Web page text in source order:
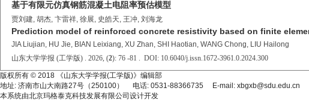
基于有限元仿真钢筋混凝土电阻率预估模型
贾刘建, 胡杰, 卞雷祥, 徐展, 史皓天, 王冲, 刘海龙
Prediction model of reinforced concrete resistivity based on finite
JIA Liujian, HU Jie, BIAN Leixiang, XU Zhan, SHI Haotian, WANG Chong, LIU Hailong
山东大学学报 (工学版) . 2026, (2): 76 -81 . DOI: 10.6040/j.issn.1672-3961.0.2024.300
版权所有 © 2018 《山东大学学报(工学版)》编辑部
地址: 济南市山大南路27号（250100） 电话: 0531-88366735 E-mail: xbgxb@sdu.edu.cn
本系统由北京玛格泰克科技发展有限公司 设计开发